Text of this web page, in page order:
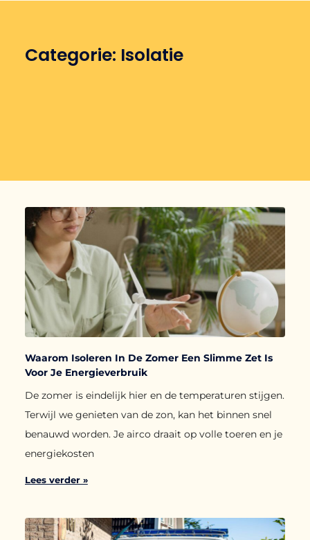
Categorie: Isolatie
Waarom Isoleren In De Zomer Een Slimme Zet Is
Voor Je Energieverbruik
De zomer is eindelijk hier en de temperaturen stijgen.
Terwijl we genieten van de zon, kan het binnen snel
benauwd worden. Je airco draait op volle toeren en je
energiekosten
Lees verder »